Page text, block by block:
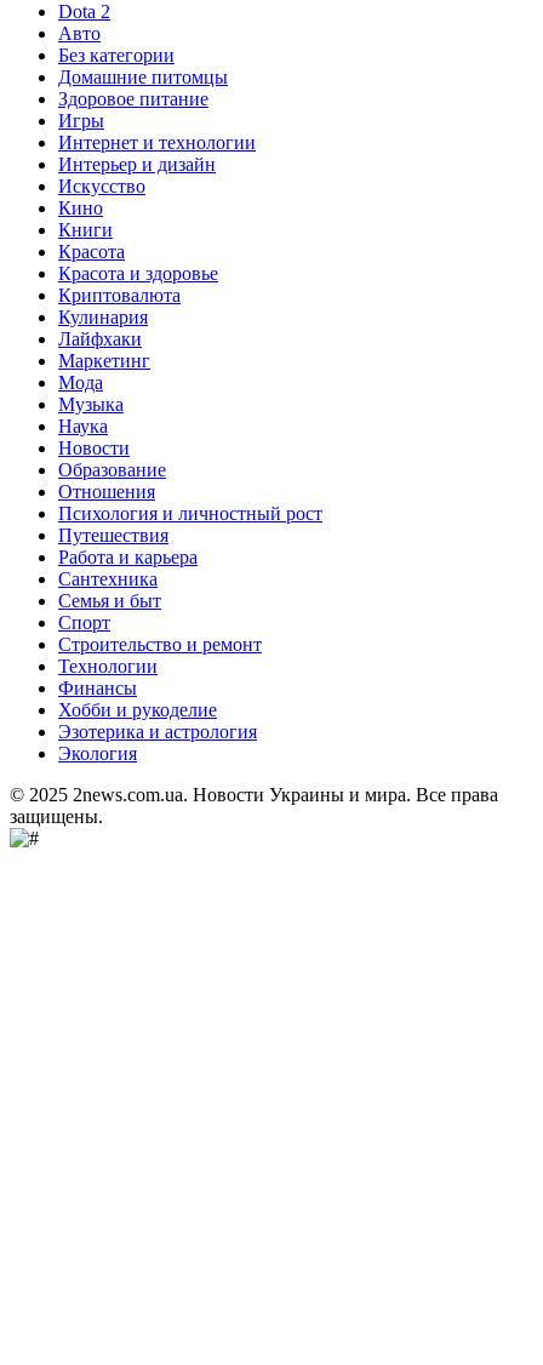
Dota 2
Авто
Без категории
Домашние питомцы
Здоровое питание
Игры
Интернет и технологии
Интерьер и дизайн
Искусство
Кино
Книги
Красота
Красота и здоровье
Криптовалюта
Кулинария
Лайфхаки
Маркетинг
Мода
Музыка
Наука
Новости
Образование
Отношения
Психология и личностный рост
Путешествия
Работа и карьера
Сантехника
Семья и быт
Спорт
Строительство и ремонт
Технологии
Финансы
Хобби и рукоделие
Эзотерика и астрология
Экология
© 2025 2news.com.ua. Новости Украины и мира. Все права
защищены.